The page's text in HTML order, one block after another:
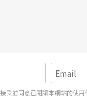
受並同意已閱讀本網站的使